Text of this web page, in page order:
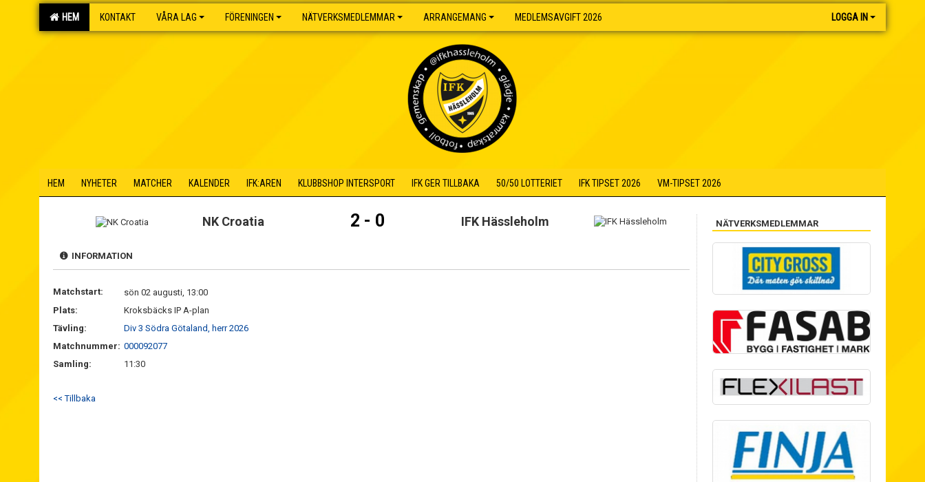
HEM KONTAKT VÅRA LAG FÖRENINGEN NÄTVERKSMEDLEMMAR ARRANGEMANG MEDLEMSAVGIFT 2026 LOGGA IN
HEM NYHETER MATCHER KALENDER IFK:AREN KLUBBSHOP INTERSPORT IFK GER TILLBAKA 50/50 LOTTERIET IFK TIPSET 2026 VM-TIPSET 2026
NK Croatia 2 - 0 IFK Hässleholm
INFORMATION
Matchstart:
sön 02 augusti, 13:00
Plats:
Kroksbäcks IP A-plan
Tävling:
Div 3 Södra Götaland, herr 2026
Matchnummer: 000092077
Samling:
11:30
<< Tillbaka
NÄTVERKSMEDLEMMAR